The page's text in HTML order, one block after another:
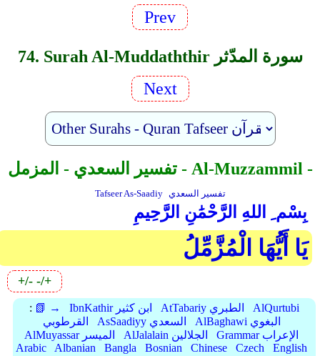
Prev
74. Surah Al-Muddaththir سورة المدّثر
Next
تفسير السعدي - المزمل - Al-Muzzammil -
Tafseer As-Saadiy تفسير السعدي
بِسْم ِ اللهِ الرَّحْمَٰنِ الرَّحِيمِ
يَا أَيُّهَا الْمُزَّمِّلُ
+/- -/+
: 📗 → IbnKathir ابن كثير AtTabariy الطبري
AlQurtubi
القرطوبي
AsSaadiyy السعدي
AlBaghawi البغوي
AlMuyassar الميسر
AlJalalain الجلالين
Grammar الإعراب
Arabic
Albanian Bangla Bosnian Chinese Czech
English